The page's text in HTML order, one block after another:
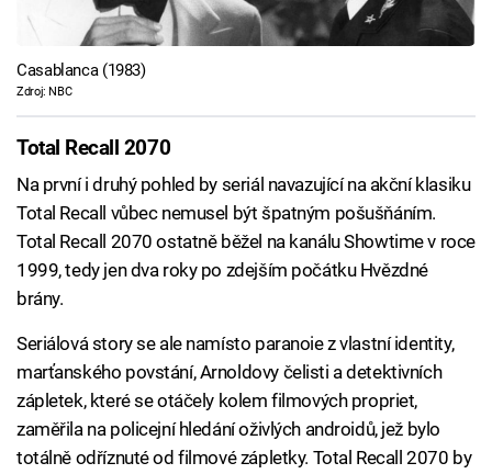
Casablanca (1983)
Zdroj: NBC
Total Recall 2070
Na první i druhý pohled by seriál navazující na akční klasiku
Total Recall vůbec nemusel být špatným pošušňáním.
Total Recall 2070 ostatně běžel na kanálu Showtime v roce
1999, tedy jen dva roky po zdejším počátku Hvězdné
brány.
Seriálová story se ale namísto paranoie z vlastní identity,
marťanského povstání, Arnoldovy čelisti a detektivních
zápletek, které se otáčely kolem filmových propriet,
zaměřila na policejní hledání oživlých androidů, jež bylo
totálně odříznuté od filmové zápletky. Total Recall 2070 by